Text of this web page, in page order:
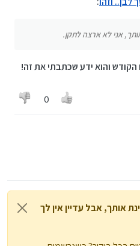
את זה טוב?
אני לא ארצה לתקן.
הקודש והוא ידע שכתבתי את זה!
0
אותך, אבל עדיין אין לך